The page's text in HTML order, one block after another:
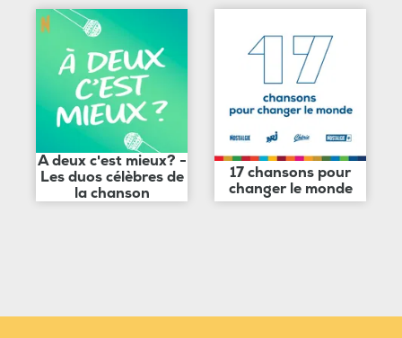
A deux c'est mieux? -
Les duos célèbres de
la chanson
17 chansons pour
changer le monde